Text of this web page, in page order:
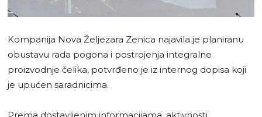
Kompanija Nova Željezara Zenica najavila je planiranu
obustavu rada pogona i postrojenja integralne
proizvodnje čelika, potvrđeno je iz internog dopisa koji
je upućen saradnicima.